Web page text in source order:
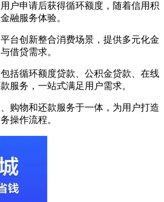
户申请后获得循环额度，随着信用积
融服务体验。
台创新整合消费场景，提供多元化金
借贷需求。
括循环额度贷款、公积金贷款、在线
服务，一站式满足用户需求。
购物和还款服务于一体，为用户打造
操作流程。